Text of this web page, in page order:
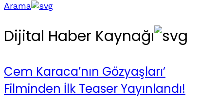
Arama
Dijital Haber Kaynağı
Cem Karaca’nın Gözyaşları’
Filminden İlk Teaser Yayınlandı!